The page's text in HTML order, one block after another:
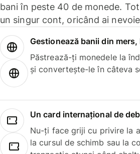
bani în peste 40 de monede.
un singur cont, oricând ai
Gestionează banii din
Păstrează-ți monedele la
și convertește-le în câteva
Un card internațional de
Nu-ți face griji cu privire la
la cursul de schimb sau la